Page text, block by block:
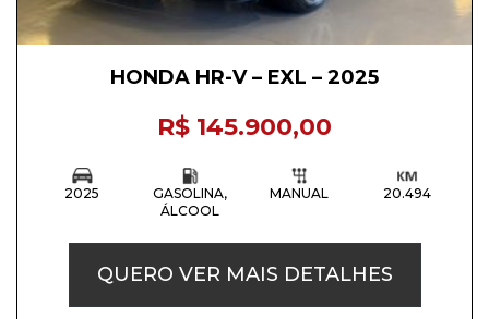
HONDA HR-V – EXL – 2025
R$ 145.900,00
2025
GASOLINA,
ÁLCOOL
MANUAL 20.494
QUERO VER MAIS DETALHES